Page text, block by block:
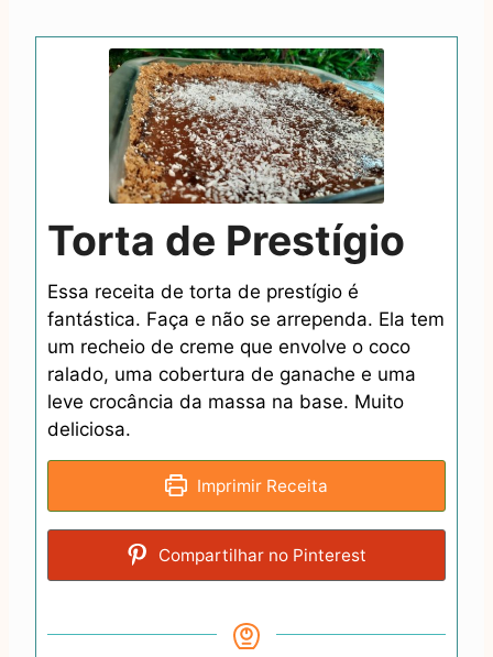
Torta de Prestígio
Essa receita de torta de prestígio é
fantástica. Faça e não se arrependa. Ela tem
um recheio de creme que envolve o coco
ralado, uma cobertura de ganache e uma
leve crocância da massa na base. Muito
deliciosa.
Imprimir Receita
Compartilhar no Pinterest